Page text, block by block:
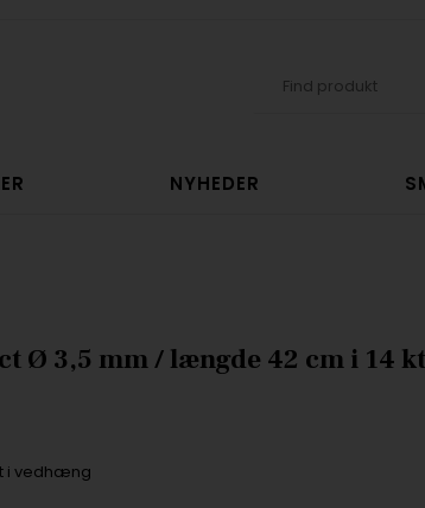
NYHEDER
Ø 3,5 mm / længde 42 cm i 14 kt
i vedhæng